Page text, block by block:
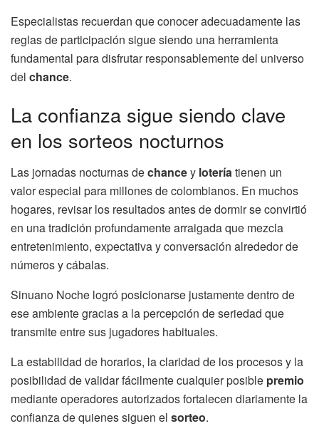
Especialistas recuerdan que conocer adecuadamente las
reglas de participación sigue siendo una herramienta
fundamental para disfrutar responsablemente del universo
del chance.
La confianza sigue siendo clave
en los sorteos nocturnos
Las jornadas nocturnas dechancey loteríatienen un
valor especial para millones de colombianos. En muchos
hogares, revisar los resultados antes de dormir se convirtió
en una tradición profundamente arraigada que mezcla
entretenimiento, expectativa y conversación alrededor de
números y cábalas.
Sinuano Noche logró posicionarse justamente dentro de
ese ambiente gracias a la percepción de seriedad que
transmite entre sus jugadores habituales.
La estabilidad de horarios, la claridad de los procesos y la
posibilidad de validar fácilmente cualquier posible premio
mediante operadores autorizados fortalecen diariamente la
confianza de quienes siguen el sorteo.